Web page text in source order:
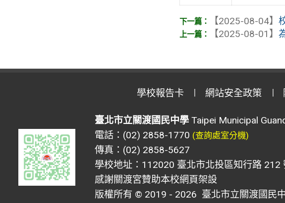
【2025-08-04】
【2025-08-01】
學校報告卡 網站安全政策
臺北市立關渡國民中學Taipei Municipal
電話：(02) 2858-1770 (查詢處室分機)
傳真：(02) 2858-5627
學校地址：112020 臺北市北投區知行路 212
感謝關渡宮贊助本校網頁架設
版權所有 © 2019 - 2026 臺北市立關渡國民